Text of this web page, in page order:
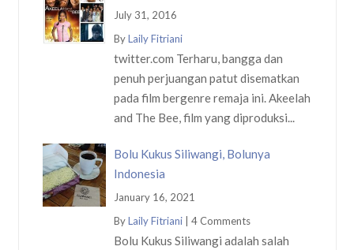
July 31, 2016
ByLaily Fitriani
twitter.com Terharu, bangga dan
penuh perjuangan patut disematkan
pada film bergenre remaja ini. Akeelah
and The Bee, film yang diproduksi...
Bolu Kukus Siliwangi, Bolunya
Indonesia
January 16, 2021
ByLaily Fitriani| 4 Comments
Bolu Kukus Siliwangi adalah salah